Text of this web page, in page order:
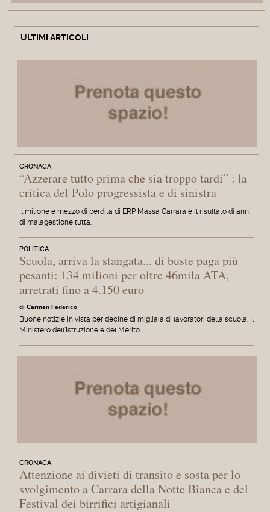
ULTIMI ARTICOLI
CRONACA
“Azzerare tutto prima che sia troppo tardi” : la
critica del Polo progressista e di sinistra
Il milione e mezzo di perdita di ERP Massa Carrara è il risultato di anni
di malagestione tutta…
POLITICA
Scuola, arriva la stangata... di buste paga più
pesanti: 134 milioni per oltre 46mila ATA,
arretrati fino a 4.150 euro
di Carmen Federico
Buone notizie in vista per decine di migliaia di lavoratori della scuola. Il
Ministero dell'Istruzione e del Merito…
CRONACA
Attenzione ai divieti di transito e sosta per lo
svolgimento a Carrara della Notte Bianca e del
Festival dei birrifici artigianali